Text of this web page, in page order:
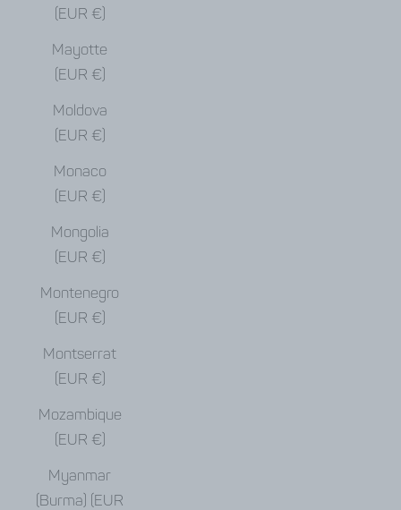
(EUR €)
Mayotte
(EUR €)
Moldova
(EUR €)
Monaco
(EUR €)
Mongolia
(EUR €)
Montenegro
(EUR €)
Montserrat
(EUR €)
Mozambique
(EUR €)
Myanmar
(Burma) (EUR